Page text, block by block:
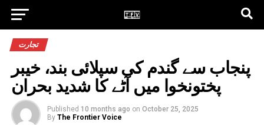
تجارت
پنجاب سے گندم کی سپلائی بند، خیبر
پختونخوا میں آٹے کا شدید بحران
Published 10 months ago on October 25, 2025
By The Frontier Voice